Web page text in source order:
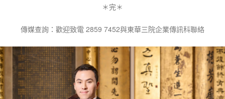
＊完＊
傳媒查詢：歡迎致電 2859 7452與東華三院企業傳訊科聯絡